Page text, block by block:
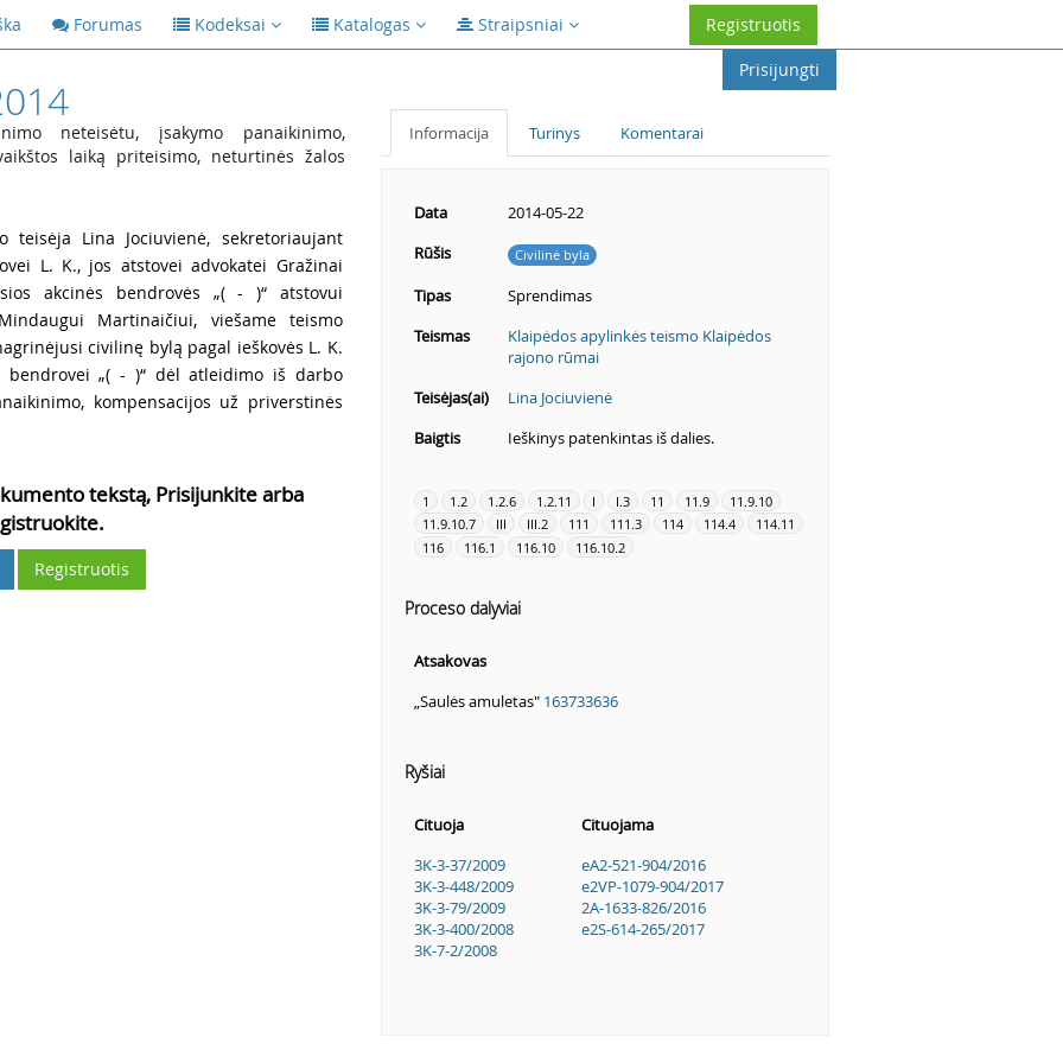
Forumas Kodeksai Katalogas Straipsniai
Registruotis
Prisijungti
neteisėtu, įsakymo panaikinimo,
laiką priteisimo, neturtinės žalos
teisėja Lina Jociuvienė, sekretoriaujant
L. K., jos atstovei advokatei Gražinai
akcinės bendrovės „( - )“ atstovui
Martinaičiui, viešame teismo
civilinę bylą pagal ieškovės L. K.
bendrovei „( - )“ dėl atleidimo iš darbo
kompensacijos už priverstinės
tekstą, Prisijunkite arba
Registruotis
Informacija Turinys Komentarai
Data
2014-05-22
Rūšis
Civilinė byla
Tipas
Sprendimas
Teismas
Klaipėdos apylinkės teismo Klaipėdos
rajono rūmai
Teisėjas(ai)
Lina Jociuvienė
Baigtis
Ieškinys patenkintas iš dalies.
1 1.2 1.2.6 1.2.11 I I.3 11 11.9
11.9.10
11.9.10.7
III III.2 111 111.3 114 114.4
114.11
116
116.1 116.10 116.10.2
Proceso dalyviai
Atsakovas
„Saulės amuletas" 163733636
Ryšiai
Cituoja
Cituojama
3K-3-37/2009
3K-3-448/2009
3K-3-79/2009
3K-3-400/2008
3K-7-2/2008
eA2-521-904/2016
e2VP-1079-904/2017
2A-1633-826/2016
e2S-614-265/2017